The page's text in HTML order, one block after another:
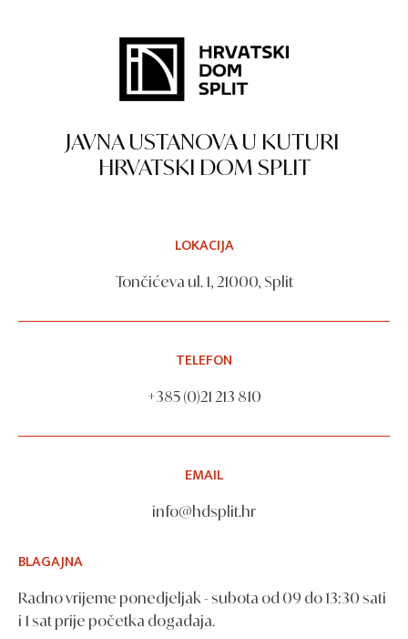
JAVNA USTANOVA U KUTURI
HRVATSKI DOM SPLIT
LOKACIJA
Tončićeva ul. 1, 21000, Split
TELEFON
+385 (0)21 213 810
EMAIL
info@hdsplit.hr
BLAGAJNA
Radno vrijeme ponedjeljak - subota od 09 do 13:30 sati
i 1 sat prije početka događaja.